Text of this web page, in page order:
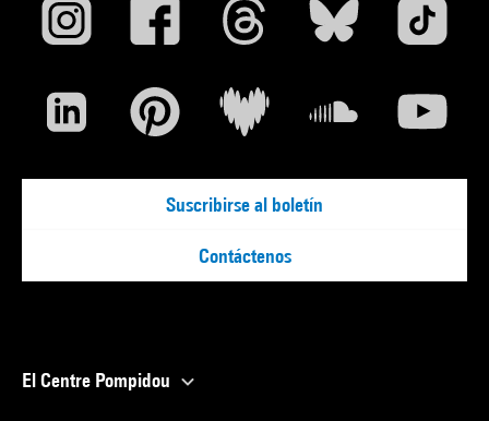
Suscribirse al boletín
Contáctenos
El Centre Pompidou